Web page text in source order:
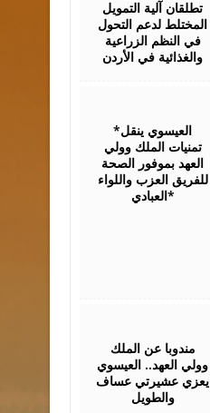
تطلقان آلية التمويل
المختلط لدعم التحول
في النظم الزراعية
والغذائية في الأردن
*العيسوي ينقل
تمنيات الملك وولي
العهد بموفور الصحة
للفريق العزب واللواء
العبادي*
مندوبا عن الملك
وولي العهد.. العيسوي
يعزي عشيرتي عساف
والطويل